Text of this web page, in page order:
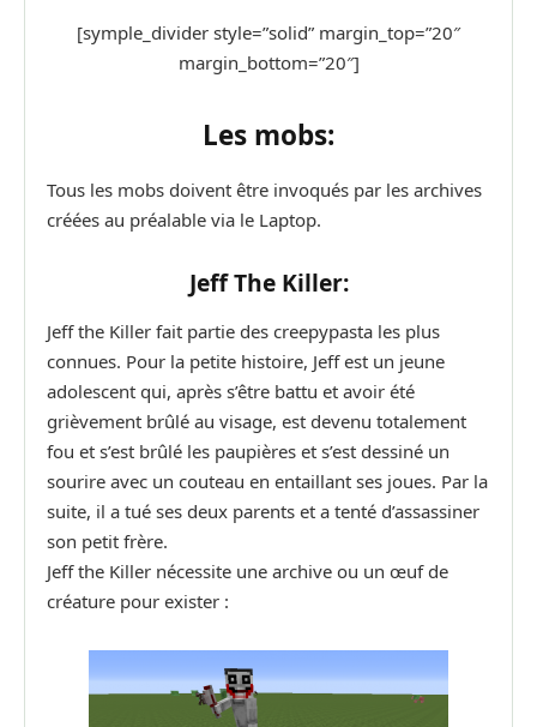
[symple_divider style=”solid” margin_top=”20″
margin_bottom=”20″]
Les mobs:
Tous les mobs doivent être invoqués par les archives
créées au préalable via le Laptop.
Jeff The Killer:
Jeff the Killer fait partie des creepypasta les plus
connues. Pour la petite histoire, Jeff est un jeune
adolescent qui, après s’être battu et avoir été
grièvement brûlé au visage, est devenu totalement
fou et s’est brûlé les paupières et s’est dessiné un
sourire avec un couteau en entaillant ses joues. Par la
suite, il a tué ses deux parents et a tenté d’assassiner
son petit frère.
Jeff the Killer nécessite une archive ou un œuf de
créature pour exister :